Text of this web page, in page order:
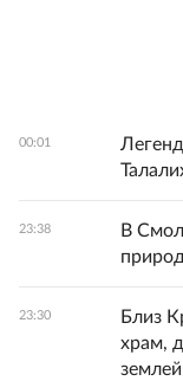
00:01
23:38
В
23:30
Близ
храм,
землей